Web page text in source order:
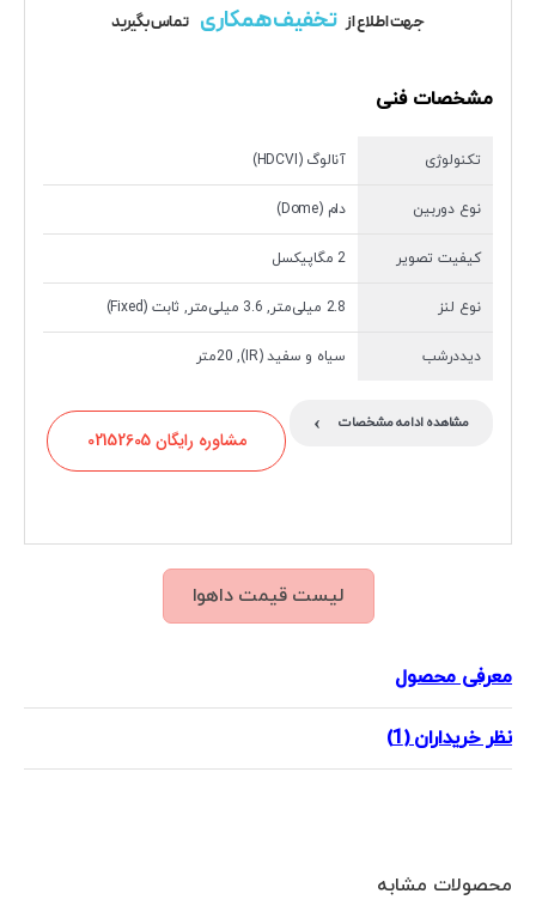
جهت اطلاع از تخفیف همکاری تماس بگیرید
مشخصات فنی
تکنولوژی آنالوگ (HDCVI)
نوع دوربین دام (Dome)
کیفیت تصویر 2 مگاپیکسل
نوع لنز 2.8 میلی‌متر, 3.6 میلی‌متر, ثابت (Fixed)
دیددرشب سیاه و سفید (IR), 20متر
مشاهده ادامه مشخصات ›
مشاوره رایگان 02152605
لیست قیمت داهوا
معرفی محصول
نظر خریداران (1)
محصولات مشابه